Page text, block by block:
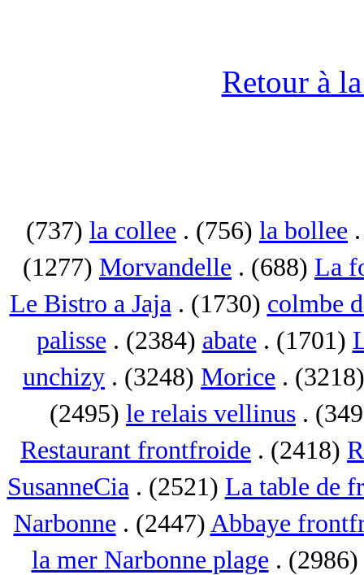
Retour à
(737) la collee . (756) la bollee
(1277) Morvandelle . (688) La
Le Bistro a Jaja. (1730) colmbe
palisse . (2384) abate . (1701)
unchizy . (3248) Morice .
(2495) le relais vellinus .
Restaurant frontfroide . (2418)
SusanneCia. (2521) La table de
Narbonne . (2447) Abbaye
la mer Narbonne plage . (2986)